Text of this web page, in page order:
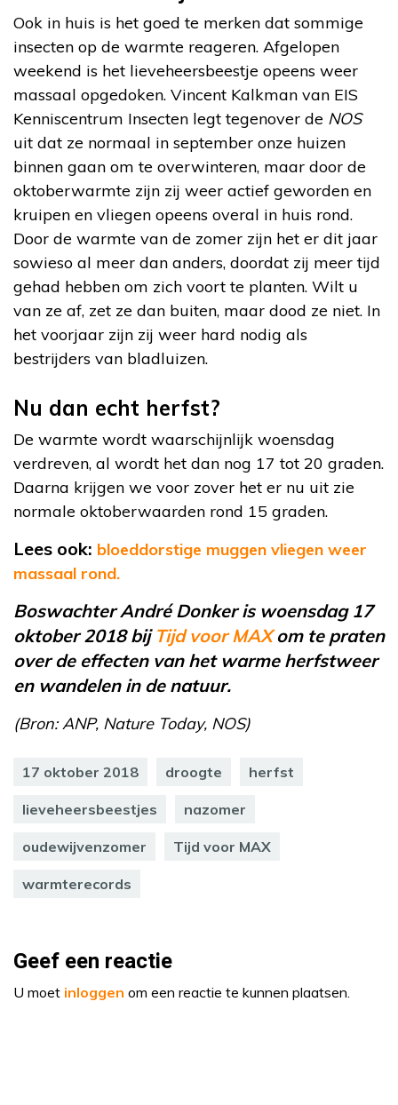
Ook in huis is het goed te merken dat sommige
insecten op de warmte reageren. Afgelopen
weekend is het lieveheersbeestje opeens weer
massaal opgedoken. Vincent Kalkman van EIS
Kenniscentrum Insecten legt tegenover de NOS
uit dat ze normaal in september onze huizen
binnen gaan om te overwinteren, maar door de
oktoberwarmte zijn zij weer actief geworden en
kruipen en vliegen opeens overal in huis rond.
Door de warmte van de zomer zijn het er dit jaar
sowieso al meer dan anders, doordat zij meer tijd
gehad hebben om zich voort te planten. Wilt u
van ze af, zet ze dan buiten, maar dood ze niet. In
het voorjaar zijn zij weer hard nodig als
bestrijders van bladluizen.
Nu dan echt herfst?
De warmte wordt waarschijnlijk woensdag
verdreven, al wordt het dan nog 17 tot 20 graden.
Daarna krijgen we voor zover het er nu uit zie
normale oktoberwaarden rond 15 graden.
Lees ook: bloeddorstige muggen vliegen weer
massaal rond.
Boswachter André Donker is woensdag 17
oktober 2018 bij Tijd voor MAXom te praten
over de effecten van het warme herfstweer
en wandelen in de natuur.
(Bron: ANP, Nature Today, NOS)
17 oktober 2018 droogte herfst
lieveheersbeestjes nazomer
oudewijvenzomer Tijd voor MAX
warmterecords
Geef een reactie
U moet inloggen om een reactie te kunnen plaatsen.